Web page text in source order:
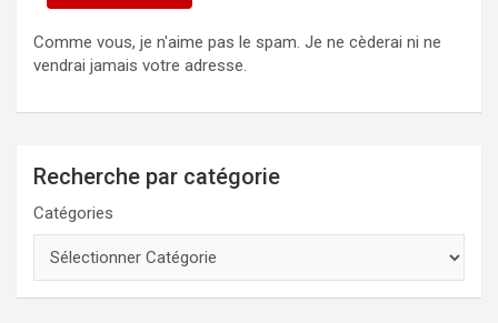
Comme vous, je n'aime pas le spam. Je ne cèderai ni ne
vendrai jamais votre adresse.
Recherche par catégorie
Catégories